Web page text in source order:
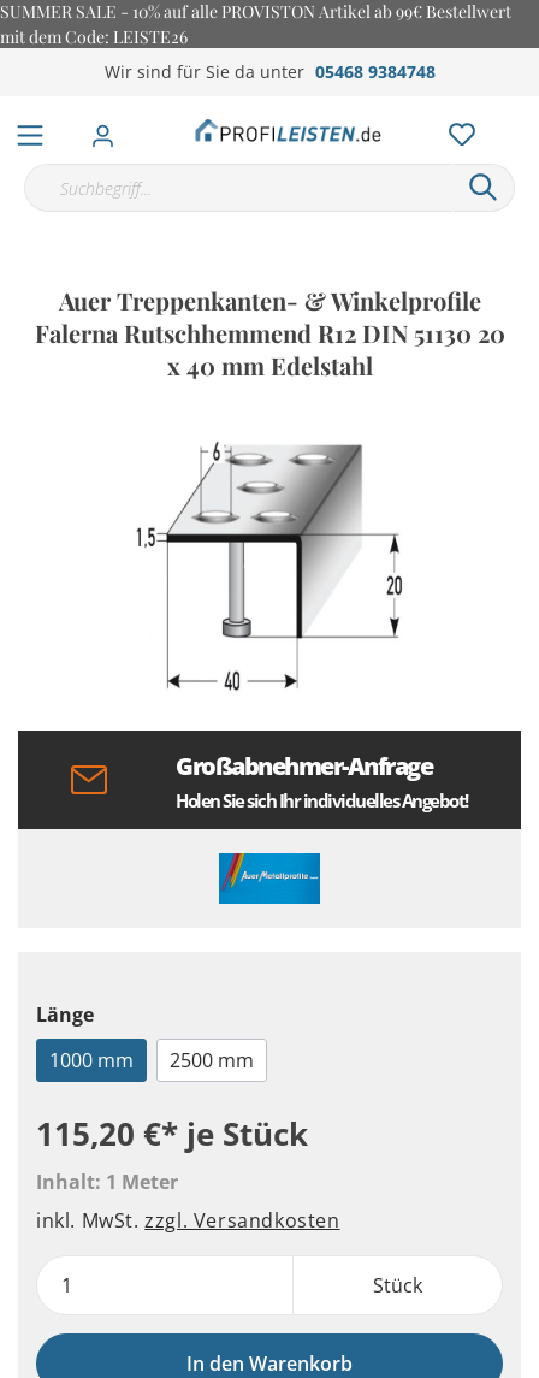
SUMMER SALE - 10% auf alle PROVISTON Artikel ab 99€ Bestellwert
mit dem Code: LEISTE26
Wir sind für Sie da unter 05468 9384748
Auer Treppenkanten- & Winkelprofile
Falerna Rutschhemmend R12 DIN 51130 20
x 40 mm Edelstahl
Großabnehmer-Anfrage
Holen Sie sich Ihr individuelles Angebot!
Länge
1000 mm
2500 mm
115,20 €* je Stück
Inhalt: 1 Meter
inkl. MwSt.zzgl. Versandkosten
Stück
In den Warenkorb